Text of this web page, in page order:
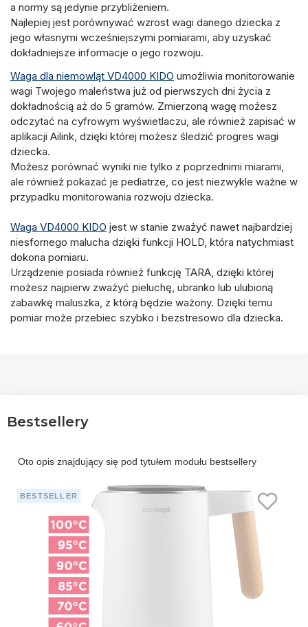
a normy są jedynie przybliżeniem.
Najlepiej jest porównywać wzrost wagi danego dziecka z
jego własnymi wcześniejszymi pomiarami, aby uzyskać
dokładniejsze informacje o jego rozwoju.
Waga dla niemowląt VD4000 KIDO umożliwia monitorowanie
wagi Twojego maleństwa już od pierwszych dni życia z
dokładnością aż do 5 gramów. Zmierzoną wagę możesz
odczytać na cyfrowym wyświetlaczu, ale również zapisać w
aplikacji Ailink , dzięki której możesz śledzić progres wagi
dziecka.
Możesz porównać wyniki nie tylko z poprzednimi miarami,
ale również pokazać je pediatrze , co jest niezwykle ważne w
przypadku monitorowania rozwoju dziecka.
Waga VD4000 KIDO jest w stanie zważyć nawet najbardziej
niesfornego malucha dzięki funkcji HOLD , która natychmiast
dokona pomiaru.
Urządzenie posiada również funkcję TARA, dzięki której
możesz najpierw zważyć pieluchę, ubranko lub ulubioną
zabawkę maluszka, z którą będzie ważony. Dzięki temu
pomiar może przebiec szybko i bezstresowo dla dziecka.
Bestsellery
Oto opis znajdujący się pod tytułem modułu bestsellery
BESTSELLER